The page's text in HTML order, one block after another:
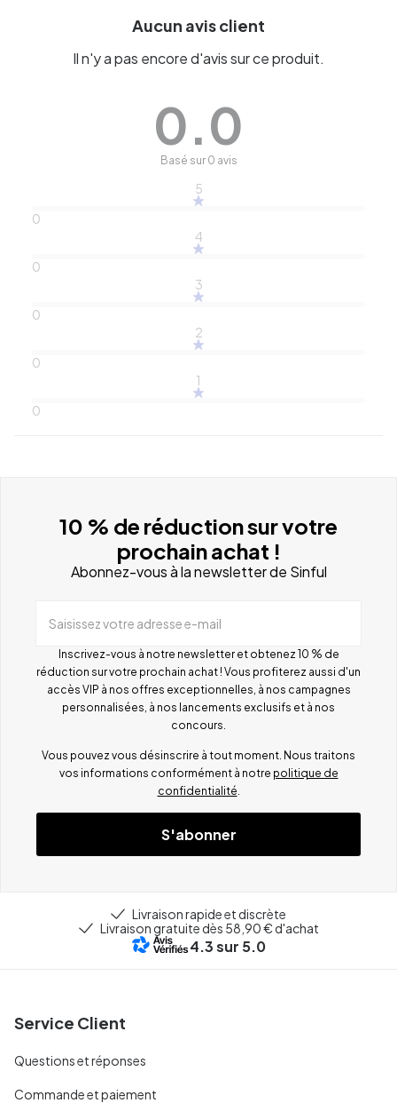
Aucun avis client
Il n'y a pas encore d'avis sur ce produit.
0.0
Basé sur 0 avis
5
0
4
0
3
0
2
0
1
0
10 % de réduction sur votre
prochain achat !
Abonnez-vous à la newsletter de Sinful
Saisissez votre adresse e-mail
Inscrivez-vous à notre newsletter et obtenez 10 % de
réduction sur votre prochain achat ! Vous profiterez aussi d'un
accès VIP à nos offres exceptionnelles, à nos campagnes
personnalisées, à nos lancements exclusifs et à nos
concours.
Vous pouvez vous désinscrire à tout moment. Nous traitons
vos informations conformément à notre politique de
confidentialité
S'abonner
Livraison rapide et discrète
Livraison gratuite dès 58,90 € d'achat
4.3sur 5.0
Service Client
Questions et réponses
Commande et paiement